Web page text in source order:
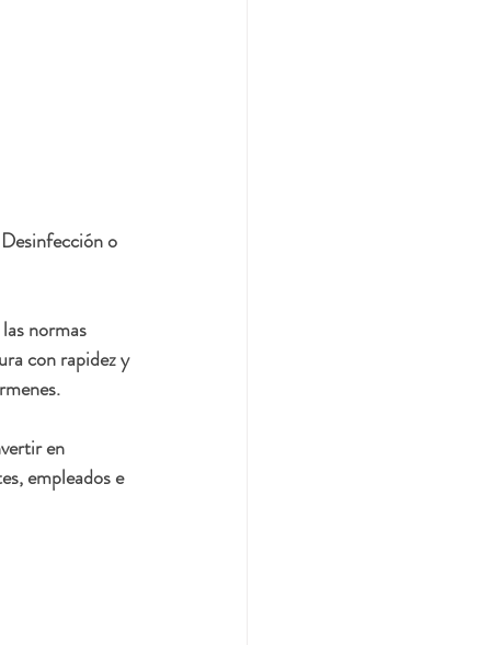
o
normas
con rapidez y
en
empleados e